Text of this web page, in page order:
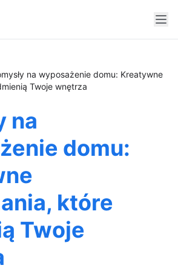
na wyposażenie domu: Kreatywne
Twoje wnętrza
na
domu:
które
Twoje